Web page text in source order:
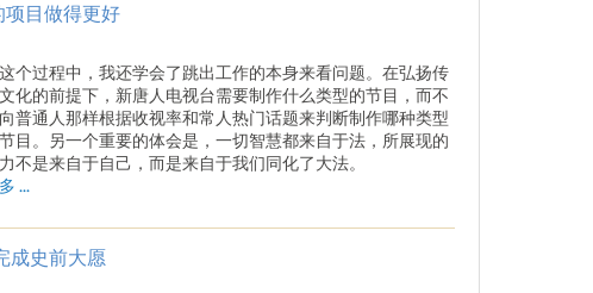
项目做得更好
个过程中，我还学会了跳出工作的本身来看问题。在弘扬传
化的前提下，新唐人电视台需要制作什么类型的节目，而不
普通人那样根据收视率和常人热门话题来判断制作哪种类型
目。另一个重要的体会是，一切智慧都来自于法，所展现的
不是来自于自己，而是来自于我们同化了大法。
...
成史前大愿